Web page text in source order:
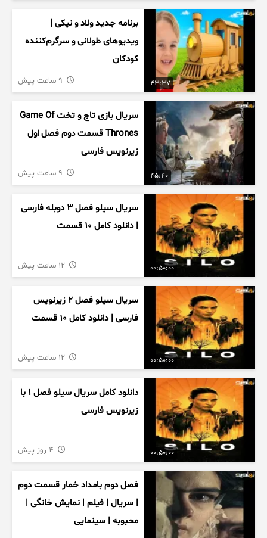
43:37
برنامه جدید ولاد و نیکی |
ویدیوهای طولانی و سرگرم‌کننده
کودکان
45:40
سریال بازی تاج و تخت Game Of
Thrones قسمت دوم فصل اول
زیرنویس فارسی
00:50:00
سریال سیلو فصل ۳ دوبله فارسی
| دانلود کامل ۱۰ قسمت
00:50:00
سریال سیلو فصل ۲ زیرنویس
فارسی | دانلود کامل ۱۰ قسمت
00:50:00
دانلود کامل سریال سیلو فصل ۱ با
زیرنویس فارسی
فصل دوم بامداد خمار قسمت دوم
| سریال | فیلم | نمایش خانگی |
محبوبه | سینمایی